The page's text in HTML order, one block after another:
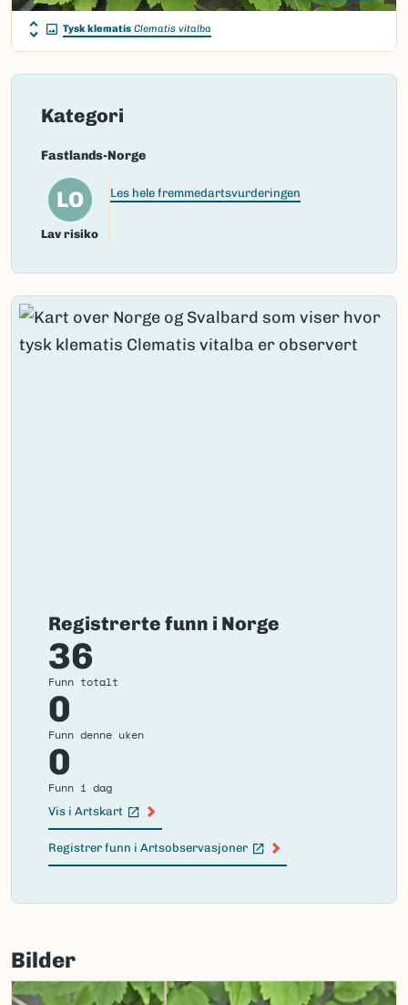
Tysk klematis Clematis vitalba
Kategori
Fastlands-Norge
LO
Lav risiko
Les hele fremmedartsvurderingen
Registrerte funn i Norge
36
Funn totalt
0
Funn denne uken
0
Funn i dag
Vis i Artskart
(Ekstern lenke)
Registrer funn i Artsobservasjoner
(Ekstern lenke)
Failed
load
map.
Bilder